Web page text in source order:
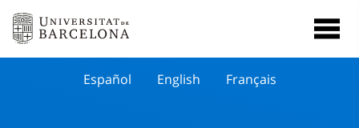
Español English Français